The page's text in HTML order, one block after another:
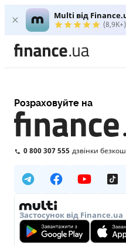
Multi від
(8,9K+)
Розраховуйте на
0 800 307 555 дзвінки
Застосунок від Finance.ua